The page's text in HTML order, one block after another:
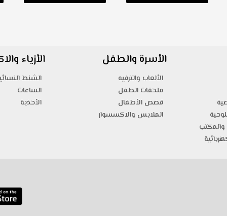
الأسرة والطفل
الألعاب والترفيه
ملحقات الطفل
قصص الأطفال
الملابس والاكسسوار
الأزياء
الشنط
الساعات
الأحذية